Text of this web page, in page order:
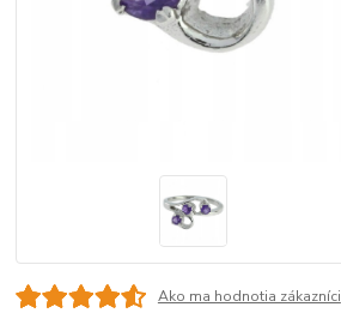
Ako ma hodnotia zákazníci